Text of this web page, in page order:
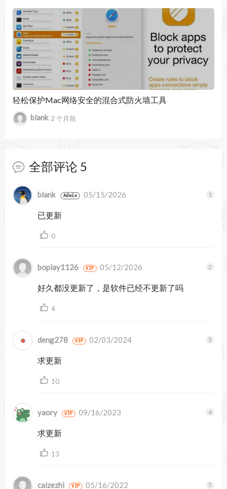
轻松保护Mac网络安全的混合式防火墙工具
blank 2 个月前
全部评论 5
暂无跟帖
blank Admin 05/15/2026
已更新
0
boplay1126 VIP 05/12/2026
好久都没更新了，是软件已经不更新了吗
4
deng278 VIP 02/03/2024
求更新
10
yaory VIP 09/16/2023
求更新
13
caizezhi VIP 05/16/2022